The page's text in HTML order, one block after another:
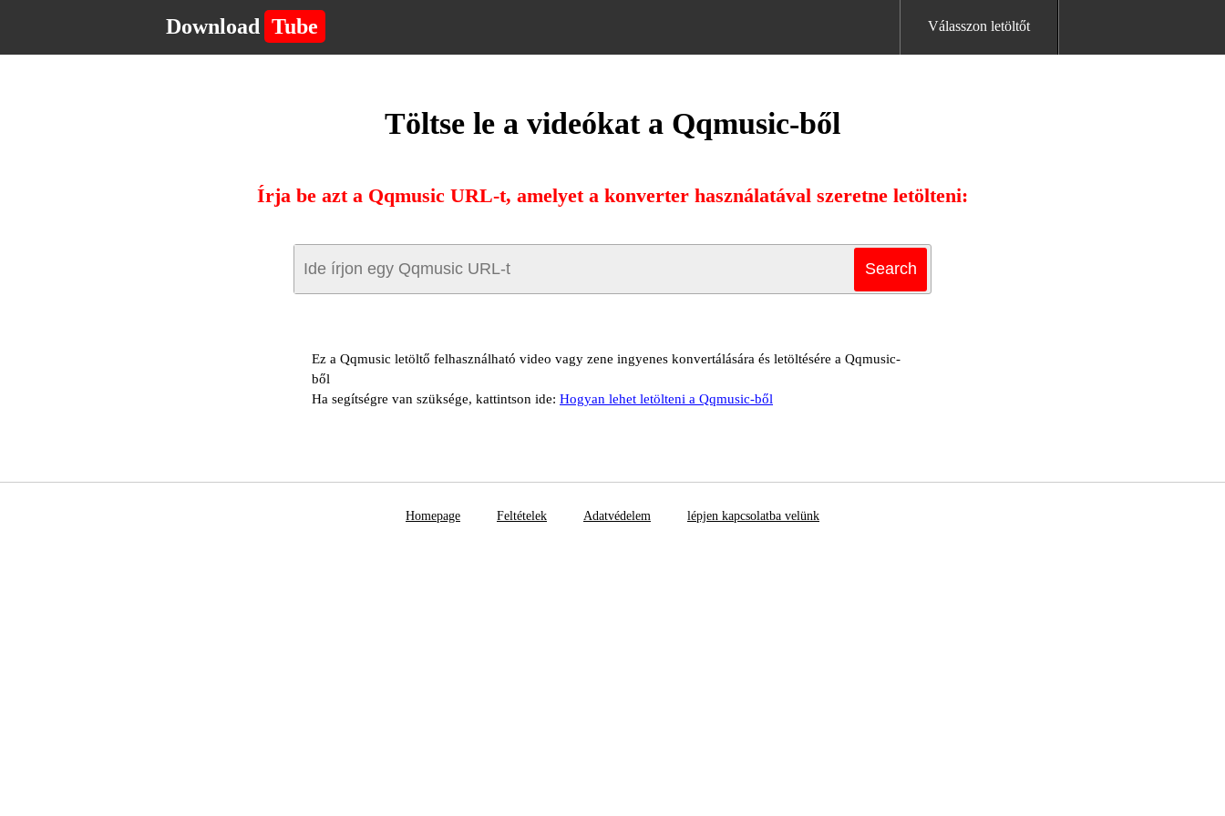
Download Tube Válasszon letöltőt
Töltse le a videókat a Qqmusic-ből
Írja be azt a Qqmusic URL-t, amelyet a konverter használatával szeretne letölteni:
Ez a Qqmusic letöltő felhasználható video vagy zene ingyenes konvertálására és letöltésére a Qqmusic-
ből
Ha segítségre van szüksége, kattintson ide: Hogyan lehet letölteni a Qqmusic-ből
Homepage Feltételek Adatvédelem lépjen kapcsolatba velünk